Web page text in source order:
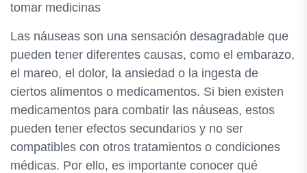
tomar medicinas
Las náuseas son una sensación desagradable que
pueden tener diferentes causas, como el embarazo,
el mareo, el dolor, la ansiedad o la ingesta de
ciertos alimentos o medicamentos. Si bien existen
medicamentos para combatir las náuseas, estos
pueden tener efectos secundarios y no ser
compatibles con otros tratamientos o condiciones
médicas. Por ello, es importante conocer qué